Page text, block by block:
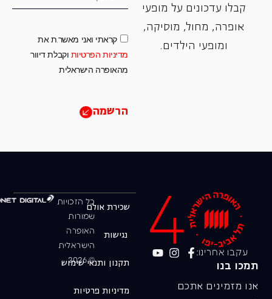
קבלו עדכונים על מופעי
אופרה, ‏מחול, ‏מוסיקה,
ומופעי הילדים.
קראתי ואני מאשר.ת את
מדיניות הפרטיות וקבלת דיוור
מהאופרה הישראלית
הרשמה
עקבו אחרינו:
תמכו בנו
אנו מזמינים אתכם
כל הזכויות
שמורות
האופרה
הישראלית
© 2026
שכירת אולם
נגישות
תקנון ותנאי שימוש
מדיניות פרטיות